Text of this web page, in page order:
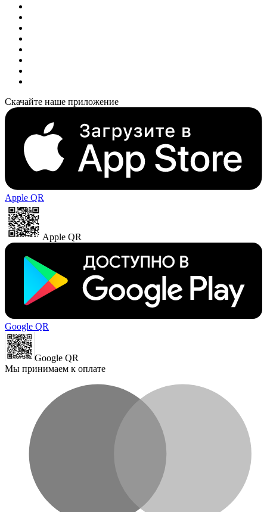
Скачайте наше приложение
Apple QR
Apple QR
Google QR
Google QR
Мы принимаем к оплате